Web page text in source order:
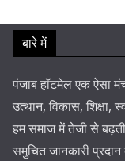
बारे में
पंजाब हॉटमेल एक ऐसा
उत्थान, विकास, शिक्षा,
हम समाज में तेजी से
समुचित जानकारी